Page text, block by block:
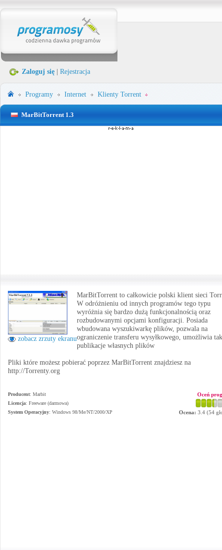
Zaloguj się Rejestracja
Programy Internet Klienty Torrent
MarBitTorrent 1.3
zobacz zrzuty ekranu
MarBitTorrent to całkowicie polski klient sieci
W odróżnieniu od innych programów tego typu
wyróżnia się bardzo dużą funkcjonalnością oraz
rozbudowanymi opcjami konfiguracji. Posiada
wbudowana wyszukiwarkę plików, pozwala na
ograniczenie transferu wysyłkowego, umożliwia
publikacje własnych plików
Pliki które możesz pobierać poprzez MarBitTorrent znajdziesz na
http://Torrenty.org
Producent: Marbit
Licencja: Freeware (darmowa)
System Operacyjny: Windows 98/Me/NT/2000/XP
Oceń
Ocena: 3.4 (54